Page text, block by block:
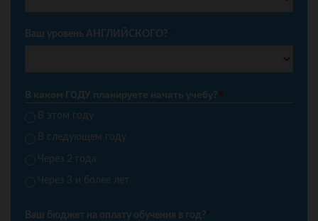
Ваш уровень АНГЛИЙСКОГО?*
В каком ГОДУ планируете начать учебу?*
В этом году
В следующем году
Через 2 года
Через 3 и более лет
Ваш бюджет на оплату обучения в год?*